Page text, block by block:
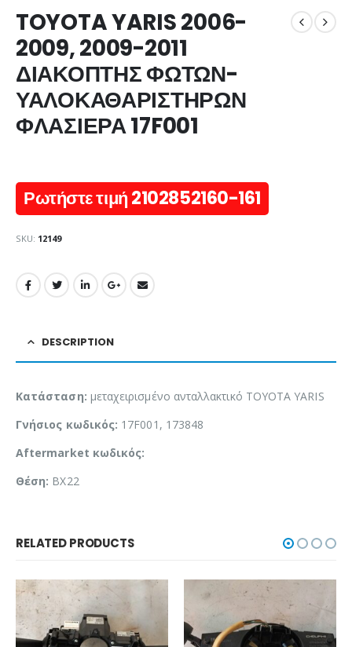
TOYOTA YARIS 2006-
2009, 2009-2011
ΔΙΑΚΟΠΤΗΣ ΦΩΤΩΝ-
ΥΑΛΟΚΑΘΑΡΙΣΤΗΡΩΝ
ΦΛΑΣΙΕΡΑ 17F001
Ρωτήστε τιμή 2102852160-161
SKU: 12149
DESCRIPTION
Κατάσταση: μεταχειρισμένο ανταλλακτικό TOYOTA YARIS
Γνήσιος κωδικός: 17F001, 173848
Aftermarket κωδικός:
Θέση: BX22
RELATED PRODUCTS